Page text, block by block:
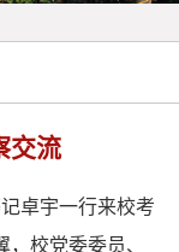
交流
卓宇一行来校考
校党委委员、